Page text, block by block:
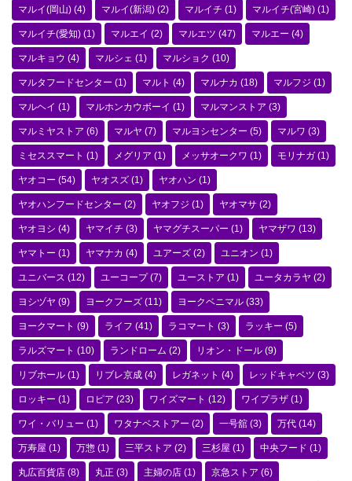
マルイ(岡山) (4) マルイ(新潟) (2) マルイチ (1) マルイチ(宮崎) (1)
マルイチ(愛知) (1) マルエイ (2) マルエツ (47) マルエー (4)
マルキョウ (4) マルシェ (1) マルショク (10)
マルタフードセンター (1) マルト (4) マルナカ (18) マルフジ (1)
マルヘイ (1) マルホンカウボーイ (1) マルマンストア (3)
マルミヤストア (6) マルヤ (7) マルヨシセンター (5) マルワ (3)
ミセススマート (1) メグリア (1) メッサオークワ (1) モリナガ (1)
ヤオコー (54) ヤオスズ (1) ヤオハン (1)
ヤオハンフードセンター (2) ヤオフジ (1) ヤオマサ (2)
ヤオヨシ (4) ヤマイチ (3) ヤマグチスーパー (1) ヤマザワ (13)
ヤマトー (1) ヤマナカ (4) ユアーズ (2) ユニオン (1)
ユニバース (12) ユーコープ(7) ユーストア (1) ユータカラヤ (2)
ヨシヅヤ (9) ヨークフーズ (11) ヨークベニマル (33)
ヨークマート (9) ライフ (41) ラコマート (3) ラッキー (5)
ラルズマート (10) ランドローム (2) リオン・ドール (9)
リブホール (1) リブレ京成 (4) レガネット (4) レッドキャベツ (3)
ロッキー (1) ロピア (23) ワイズマート (12) ワイプラザ (1)
ワイ・バリュー (1) ワタナベストアー (2) 一号舘 (3) 万代 (14)
万寿屋 (1) 万惣 (1) 三平ストア (2) 三杉屋 (1) 中央フード (1)
丸広百貨店 (8) 丸正 (3) 主婦の店 (1) 京急ストア (6)